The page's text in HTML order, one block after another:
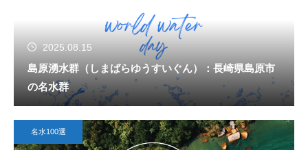
2025.08.15
島原湧水群（しまばらゆうすいぐん）：長崎県島原市
の名水群
名水100選